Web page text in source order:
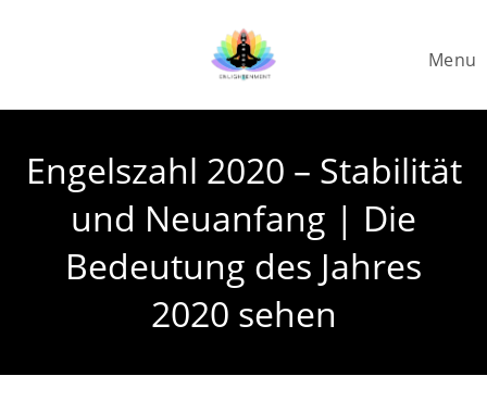
Menu
Engelszahl 2020 – Stabilität
und Neuanfang | Die
Bedeutung des Jahres
2020 sehen